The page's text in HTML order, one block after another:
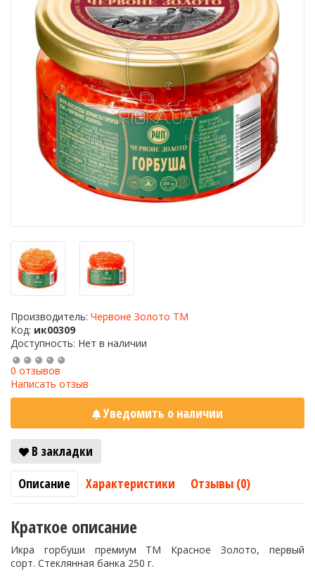
Производитель: Червоне Золото ТМ
Код: ик00309
Доступность: Нет в наличии
0 отзывов
Написать отзыв
Уведомить о наличии
В закладки
Описание
Характеристики Отзывы (0)
Краткое описание
Икра горбуши премиум ТМ Красное Золото, первый
сорт. Стеклянная банка 250 г.